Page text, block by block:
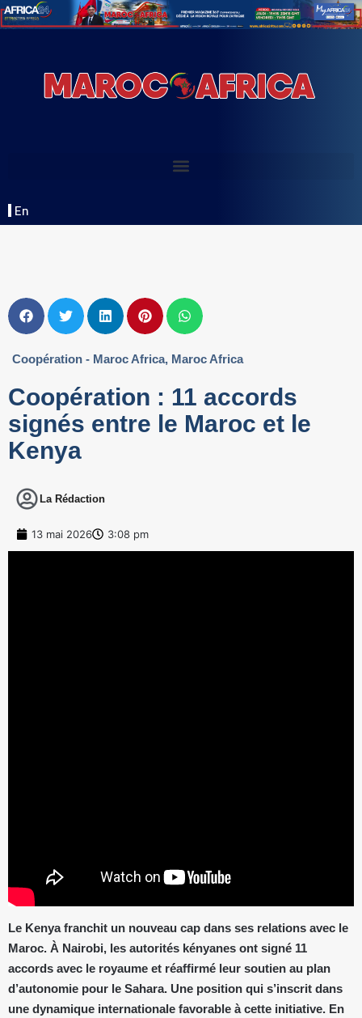
En
Coopération - Maroc Africa, Maroc Africa
Coopération : 11 accords
signés entre le Maroc et le
Kenya
La Rédaction
13 mai 2026 3:08 pm
Le Kenya franchit un nouveau cap dans ses relations avec le
Maroc. À Nairobi, les autorités kényanes ont signé 11
accords avec le royaume et réaffirmé leur soutien au plan
d’autonomie pour le Sahara. Une position qui s’inscrit dans
une dynamique internationale favorable à cette initiative. En